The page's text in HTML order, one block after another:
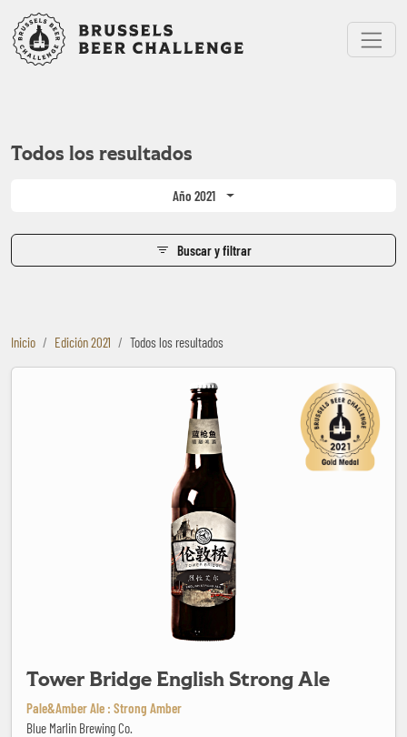
Bruxelles Beer Challenge
Menu
Todos los resultados
Año 2021
Buscar y filtrar
Inicio Edición 2021 Todos los resultados
Tower Bridge English Strong Ale
Pale&Amber Ale : Strong Amber
Blue Marlin Brewing Co.